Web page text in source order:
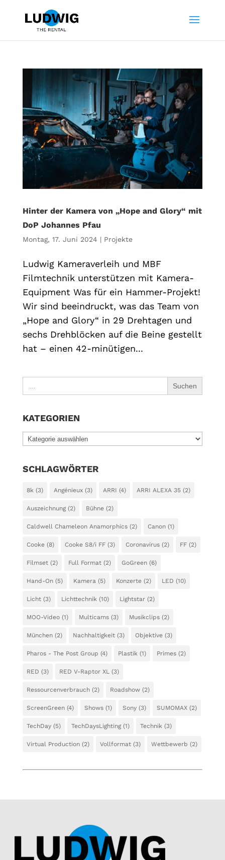
Hinter der Kamera von „Hope and Glory“ mit
DoP Johannes Pfau
Montag, 17. Juni 2024 | Projekte
Ludwig Kameraverleih und MBF
Filmtechnik unterstützen mit Kamera-
Equipment Was für ein Hammer-Projekt!
Wir sind beeindruckt, was das Team von
„Hope and Glory“ in 29 Drehtagen und
sechs Drehblöcken auf die Beine gestellt
hat – einen 42-minütigen...
Search
for:
KATEGORIEN
KATEGORIEN
SCHLAGWÖRTER
8k(3) Angénieux(3) ARRI (4) ARRI ALEXA 35(2)
Auszeichnung(2) Bühne(2)
Caldwell Chameleon Anamorphics(2) Canon(1)
Cooke(8) Cooke S8/i FF(3) Coronavirus(2) FF(2)
Filmset(2) Full Format(2) GoGreen(6)
Hand-On(5) Kamera(5) Konzerte(2) LED (10)
Licht(3) Lichttechnik(10) Lightstar(2)
MOO-Video(1) Multicams(3) Musikclips(2)
München(2) Nachhaltigkeit(3) Objektive(3)
Pharos - The Post Group (4) Plastik(1) Primes(2)
RED (3) RED V-Raptor XL(3)
Ressourcenverbrauch(2) Roadshow(2)
ScreenGreen(4) Shows(1) Sony(3) SUMOMAX(2)
TechDay(5) TechDaysLighting(1) Technik(3)
Virtual Production(2) Vollformat(3) Wettbewerb (2)